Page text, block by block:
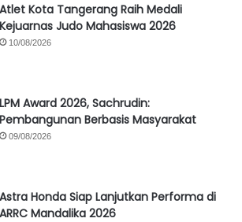
Atlet Kota Tangerang Raih Medali
Kejuarnas Judo Mahasiswa 2026
10/08/2026
LPM Award 2026, Sachrudin:
Pembangunan Berbasis Masyarakat
09/08/2026
Astra Honda Siap Lanjutkan Performa di
ARRC Mandalika 2026